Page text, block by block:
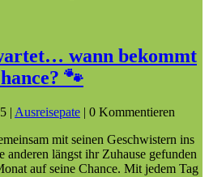
wann bekommt
🐾
| Ausreisepate | 0 Kommentieren
mit seinen Geschwistern ins
anderen längst ihr Zuhause gefunden
auf seine Chance. Mit jedem Tag